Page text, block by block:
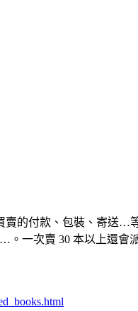
賣的付款、包裝、寄送…
。一次賣 30 本以上還